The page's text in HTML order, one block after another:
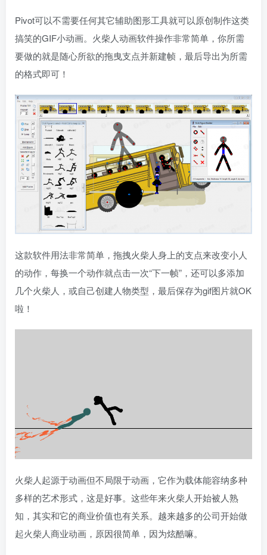
Pivot可以不需要任何其它辅助图形工具就可以原创制作这类
搞笑的GIF小动画。火柴人动画软件操作非常简单，你所需
要做的就是随心所欲的拖曳支点并新建帧，最后导出为所需
的格式即可！
这款软件用法非常简单，拖拽火柴人身上的支点来改变小人
的动作，每换一个动作就点击一次“下一帧”，还可以多添加
几个火柴人，或自己创建人物类型，最后保存为gif图片就OK
啦！
火柴人起源于动画但不局限于动画，它作为载体能容纳多种
多样的艺术形式，这是好事。这些年来火柴人开始被人熟
知，其实和它的商业价值也有关系。越来越多的公司开始做
起火柴人商业动画，原因很简单，因为炫酷嘛。